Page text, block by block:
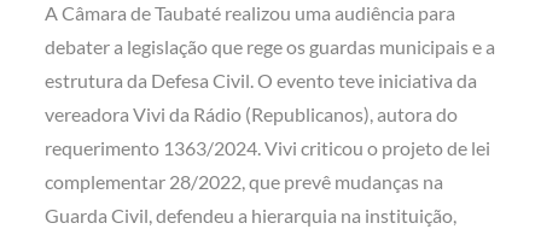
A Câmara de Taubaté realizou uma audiência para
debater a legislação que rege os guardas municipais e a
estrutura da Defesa Civil. O evento teve iniciativa da
vereadora Vivi da Rádio (Republicanos), autora do
requerimento 1363/2024. Vivi criticou o projeto de lei
complementar 28/2022, que prevê mudanças na
Guarda Civil, defendeu a hierarquia na instituição,